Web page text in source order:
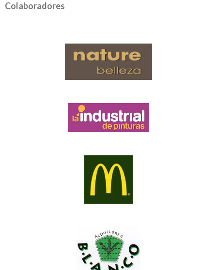
Colaboradores